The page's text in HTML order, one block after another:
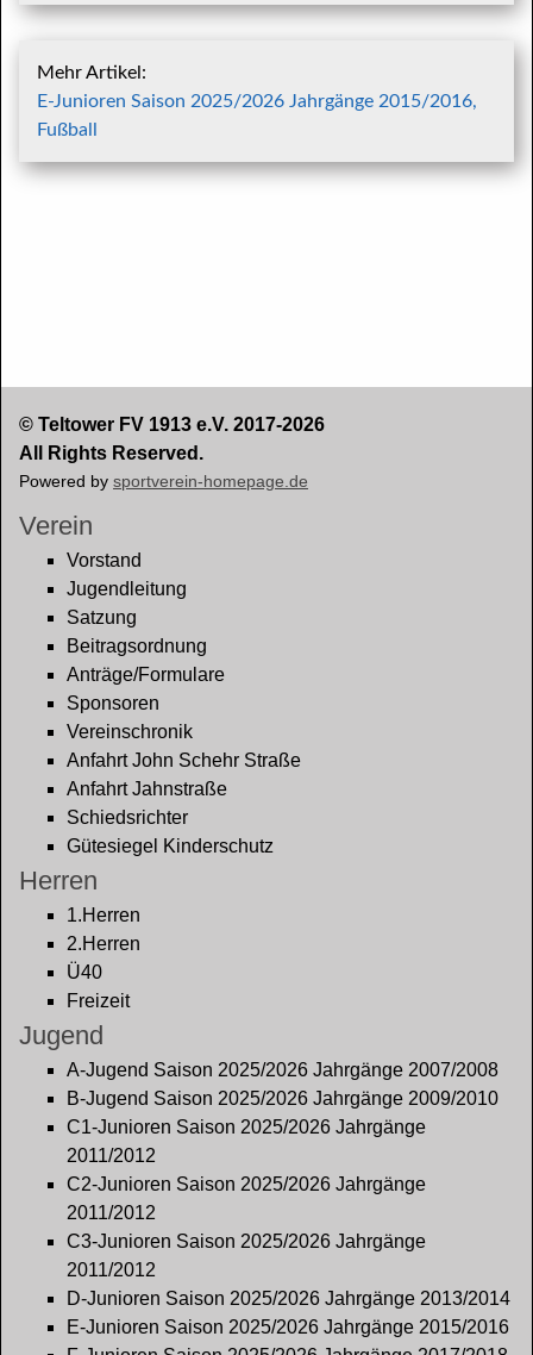
Mehr Artikel:
E-Junioren Saison 2025/2026 Jahrgänge 2015/2016,
Fußball
© Teltower FV 1913 e.V. 2017-2026
All Rights Reserved.
Powered by sportverein-homepage.de
Verein
Vorstand
Jugendleitung
Satzung
Beitragsordnung
Anträge/Formulare
Sponsoren
Vereinschronik
Anfahrt John Schehr Straße
Anfahrt Jahnstraße
Schiedsrichter
Gütesiegel Kinderschutz
Herren
1.Herren
2.Herren
Ü40
Freizeit
Jugend
A-Jugend Saison 2025/2026 Jahrgänge 2007/2008
B-Jugend Saison 2025/2026 Jahrgänge 2009/2010
C1-Junioren Saison 2025/2026 Jahrgänge
2011/2012
C2-Junioren Saison 2025/2026 Jahrgänge
2011/2012
C3-Junioren Saison 2025/2026 Jahrgänge
2011/2012
D-Junioren Saison 2025/2026 Jahrgänge 2013/2014
E-Junioren Saison 2025/2026 Jahrgänge 2015/2016